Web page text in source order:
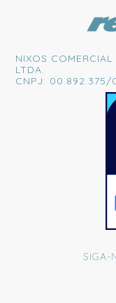
NIXOS
LTDA.
CNPJ: 00.892.375/
SIGA-